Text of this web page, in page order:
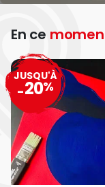
En ce
JUSQU'À
-20%